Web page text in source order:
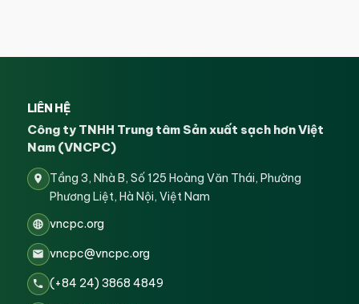
LIÊN HỆ
Công ty TNHH Trung tâm Sản xuất sạch hơn Việt
Nam (VNCPC)
Tầng 3, Nhà B, Số 125 Hoàng Văn Thái, Phường
Phương Liệt, Hà Nội, Việt Nam
vncpc.org
vncpc@vncpc.org
(+84 24) 3868 4849